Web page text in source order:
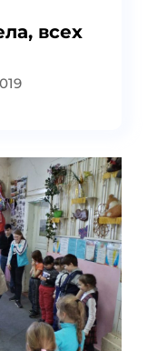
всех